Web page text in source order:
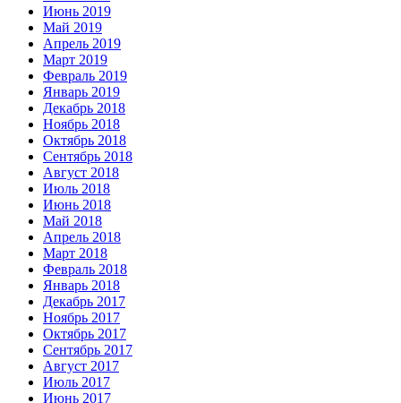
Июнь 2019
Май 2019
Апрель 2019
Март 2019
Февраль 2019
Январь 2019
Декабрь 2018
Ноябрь 2018
Октябрь 2018
Сентябрь 2018
Август 2018
Июль 2018
Июнь 2018
Май 2018
Апрель 2018
Март 2018
Февраль 2018
Январь 2018
Декабрь 2017
Ноябрь 2017
Октябрь 2017
Сентябрь 2017
Август 2017
Июль 2017
Июнь 2017